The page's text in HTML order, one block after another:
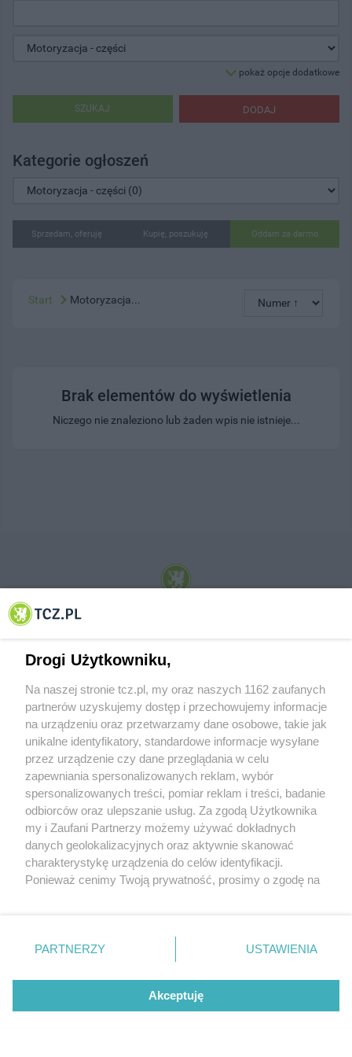
pokaż opcje dodatkowe
DODAJ
SZUKAJ
Kategorie ogłoszeń
Sprzedam, oferuję Kupię, poszukuję Oddam za darmo
Start Motoryzacja...
Brak elementów do wyświetlenia
Niczego nie znaleziono lub żaden wpis nie istnieje...
© 2001-2026 Tczew - TCZ.PL Sp. z o.o. Internetowy Serwis Informacyjny Miasta
O FIRMIE POLITYKA PRYWATNOŚCI HOSTING
REKLAMA WSPÓŁPRACA RSS FACEBOOK KONTAKT
Nasze serwisy
Aktualności
Tcz24
Historia miasta
Muzyka i kultura
Archiwum wydarzeń
Zdjęcia miasta
Drogi Użytkowniku,
Na naszej stronie tcz.pl, my oraz naszych 1162 zaufanych
partnerów uzyskujemy dostęp i przechowujemy informacje
na urządzeniu oraz przetwarzamy dane osobowe, takie jak
unikalne identyfikatory, standardowe informacje wysyłane
przez urządzenie czy dane przeglądania w celu
zapewniania spersonalizowanych reklam, wybór
spersonalizowanych treści, pomiar reklam i treści, badanie
odbiorców oraz ulepszanie usług. Za zgodą Użytkownika
my i Zaufani Partnerzy możemy używać dokładnych
danych geolokalizacyjnych oraz aktywnie skanować
charakterystykę urządzenia do celów identyfikacji.
Ponieważ cenimy Twoją prywatność, prosimy o zgodę na
znajdujący się w lewym dolnym rogu strony
. Niektóre
przetwarzaniu. Preferencje będą miały zastosowania tylko
PARTNERZY USTAWIENIA
Akceptuję